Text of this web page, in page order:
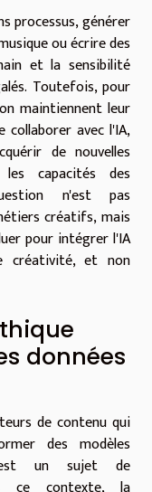
processus, générer
ou écrire des
et la sensibilité
Toutefois, pour
maintiennent leur
collaborer avec l'IA,
de nouvelles
capacités des
n'est pas
créatifs, mais
pour intégrer l'IA
créativité, et non
données
de contenu qui
des modèles
est un sujet de